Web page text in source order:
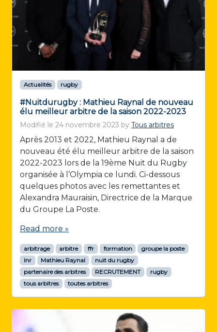
Actualités rugby
#Nuitdurugby : Mathieu Raynal de nouveau
élu meilleur arbitre de la saison 2022-2023
Modifié le 24 novembre 2023 by Tous arbitres
Après 2013 et 2022, Mathieu Raynal a de
nouveau été élu meilleur arbitre de la saison
2022-2023 lors de la 19ème Nuit du Rugby
organisée à l’Olympia ce lundi. Ci-dessous
quelques photos avec les remettantes et
Alexandra Mauraisin, Directrice de la Marque
du Groupe La Poste.
Read more »
arbitrage arbitre ffr formation
groupe la poste
lnr
Mathieu Raynal
nuit du rugby
partenaire des arbitres
RECRUTEMENT
rugby
tous arbitres
toutes arbitres